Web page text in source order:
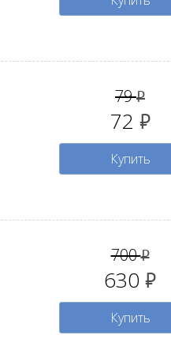
79руб.
72 руб.
Купить
700руб.
630 руб.
Купить